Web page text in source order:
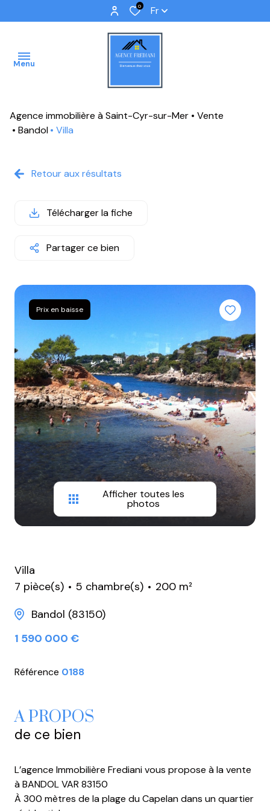
0 Fr
Menu
ACCUEIL
IMMOBILIER
IMMOBILIER
NEUF
BIENS
VENDUS
AGENCE
CONTACT
Agence immobilière à Saint-Cyr-sur-Mer
Vente
Bandol
Villa
Retour aux résultats
Télécharger la fiche
Partager ce bien
Prix en baisse
Afficher toutes les
photos
Villa
7 pièce(s)
5 chambre(s)
200 m²
Bandol (83150)
1 590 000 €
Référence 0188
A PROPOS
de ce bien
L’agence Immobilière Frediani vous propose à la vente
à BANDOL VAR 83150
À 300 mètres de la plage du Capelan dans un quartier